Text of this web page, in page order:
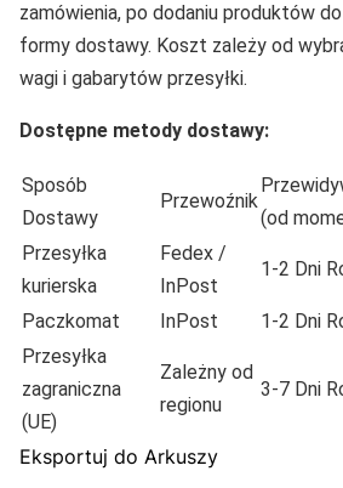
zamówienia, po dodaniu produktów
formy dostawy. Koszt zależy od
wagi i gabarytów przesyłki.
Dostępne metody dostawy:
Sposób
Dostawy
Przewoźnik
(od
Przesyłka
kurierska
Fedex /
InPost
1-2 Dni
Paczkomat InPost
1-2 Dni
Przesyłka
zagraniczna
(UE)
Zależny od
regionu
3-7 Dni
Eksportuj do Arkuszy